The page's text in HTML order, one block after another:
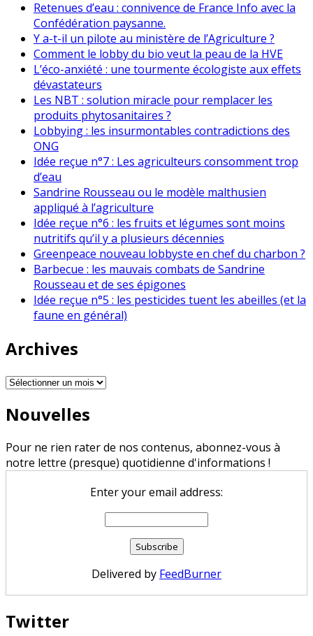
Retenues d’eau : connivence de France Info avec la
Confédération paysanne.
Y a-t-il un pilote au ministère de l’Agriculture ?
Comment le lobby du bio veut la peau de la HVE
L’éco-anxiété : une tourmente écologiste aux effets
dévastateurs
Les NBT : solution miracle pour remplacer les
produits phytosanitaires ?
Lobbying : les insurmontables contradictions des
ONG
Idée reçue n°7 : Les agriculteurs consomment trop
d’eau
Sandrine Rousseau ou le modèle malthusien
appliqué à l’agriculture
Idée reçue n°6 : les fruits et légumes sont moins
nutritifs qu’il y a plusieurs décennies
Greenpeace nouveau lobbyste en chef du charbon ?
Barbecue : les mauvais combats de Sandrine
Rousseau et de ses épigones
Idée reçue n°5 : les pesticides tuent les abeilles (et la
faune en général)
Archives
Archives
Nouvelles
Pour ne rien rater de nos contenus, abonnez-vous à
notre lettre (presque) quotidienne d'informations !
Enter your email address:
Delivered by FeedBurner
Twitter